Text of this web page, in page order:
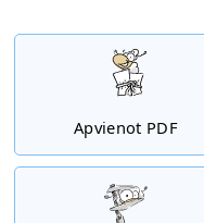
Apvienot PDF